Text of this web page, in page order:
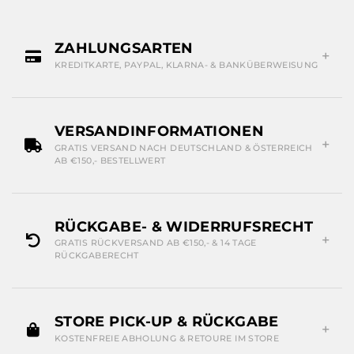
ZAHLUNGSARTEN
KREDITKARTE, PAYPAL, KLARNA- & BANKÜBERWEISUNG
VERSANDINFORMATIONEN
GRATIS VERSAND NACH DEUTSCHLAND & ÖSTERREICH
AB €150,- BESTELLWERT
RÜCKGABE- & WIDERRUFSRECHT
GRATIS RÜCKVERSAND AB €150,- & 14 TAGE
RÜCKGABERECHT
STORE PICK-UP & RÜCKGABE
KOSTENFREIE ABHOLUNG & RETOURE IM STORE